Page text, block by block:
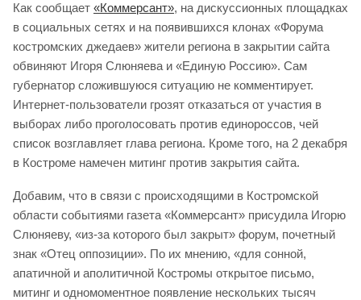
Как сообщает «Коммерсант», на дискуссионных площадках
в социальных сетях и на появившихся клонах «Форума
костромских джедаев» жители региона в закрытии сайта
обвиняют Игоря Слюняева и «Единую Россию». Сам
губернатор сложившуюся ситуацию не комментирует.
Интернет-пользователи грозят отказаться от участия в
выборах либо проголосовать против единороссов, чей
список возглавляет глава региона. Кроме того, на 2 декабря
в Костроме намечен митинг против закрытия сайта.
Добавим, что в связи с происходящими в Костромской
области событиями газета «Коммерсант» присудила Игорю
Слюняеву, «из-за которого был закрыт» форум, почетный
знак «Отец оппозиции». По их мнению, «для сонной,
апатичной и аполитичной Костромы открытое письмо,
митинг и одномоментное появление нескольких тысяч